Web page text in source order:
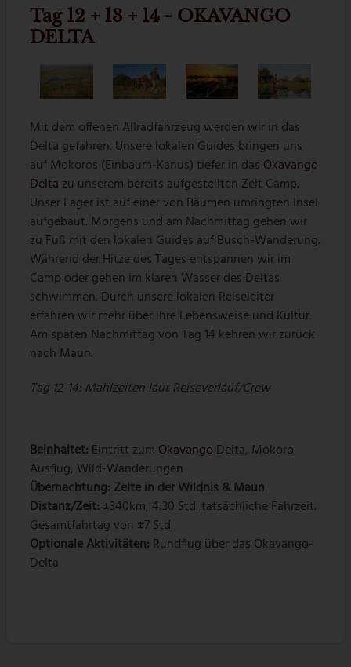
Tag 12 + 13 + 14 - OKAVANGO
DELTA
Mit dem offenen Allradfahrzeug werden wir in das
Delta gefahren. Unsere lokalen Guides bringen uns
auf Mokoros (Einbaum-Kanus) tiefer in das Okavango
Delta zu unserem bereits aufgestellten Zelt Camp.
Unser Lager ist auf einer von Bäumen umringten Insel
aufgebaut. Morgens und am Nachmittag gehen wir
zu Fuß mit den lokalen Guides auf Busch-Wanderung.
Während der Hitze des Tages entspannen wir im
Camp oder gehen im klaren Wasser des Deltas
schwimmen. Durch unsere lokalen Reiseleiter
erfahren wir mehr über ihre Lebensweise und Kultur.
Am späten Nachmittag von Tag 14 kehren wir zurück
nach Maun.
Tag 12-14: Mahlzeiten laut Reiseverlauf/Crew
Beinhaltet: Eintritt zum Okavango Delta, Mokoro
Ausflug, Wild-Wanderungen
Übernachtung: Zelte in der Wildnis & Maun
Distanz/Zeit: ±340km, 4:30 Std. tatsächliche Fahrzeit.
Gesamtfahrtag von ±7 Std.
Optionale Aktivitäten: Rundflug über das Okavango-
Delta